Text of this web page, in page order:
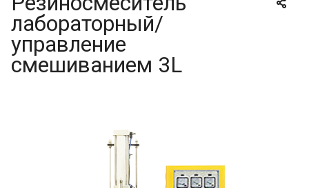
лабораторный/
управление
смешиванием 3L